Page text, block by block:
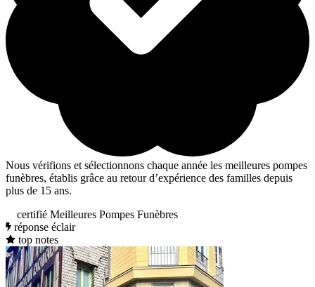
Nous vérifions et sélectionnons chaque année les meilleures pompes
funèbres, établis grâce au retour d’expérience des familles depuis
plus de 15 ans.
certifié Meilleures Pompes Funèbres
réponse éclair
top notes